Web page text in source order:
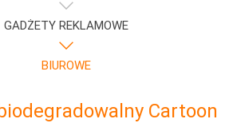
GADŻETY REKLAMOWE
BIUROWE
Cartoon